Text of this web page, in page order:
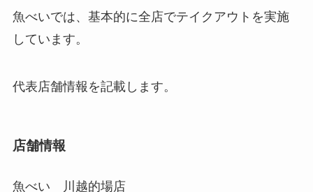
魚べいでは、基本的に全店でテイクアウトを実施
しています。
代表店舗情報を記載します。
店舗情報
魚べい 川越的場店